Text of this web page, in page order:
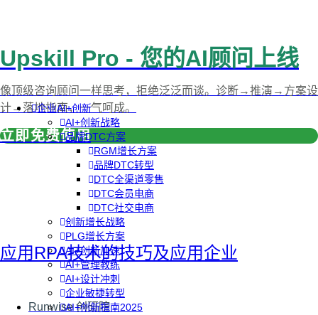
企业AI+创新
AI+创新战略
品牌DTC方案
RGM增长方案
品牌DTC转型
DTC全渠道零售
DTC会员电商
DTC社交电商
创新增长战略
PLG增长方案
AI+创新加速
AI+管理教练
AI+设计冲刺
企业敏捷转型
AI+创新指南2025
Upskill Pro - 您的AI顾问上线
像顶级咨询顾问一样思考，拒绝泛泛而谈。诊断→推演→方案设
计→落地指南，一气呵成。
立即免费使用
应用RPA技术的技巧及应用企业
Runwise 创研院